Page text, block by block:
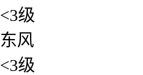
<3级
东风
<3级